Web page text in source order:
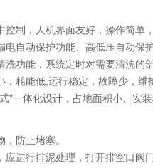
控制，人机界面友好，操作简单
电自动保护功能、高低压自动
洗功能，系统定时对需要清洗的
，耗能低;运行稳定，故障少，
"一体化设计，占地面积小、安
，防止堵塞。
应进行排泥处理，打开排空口阀